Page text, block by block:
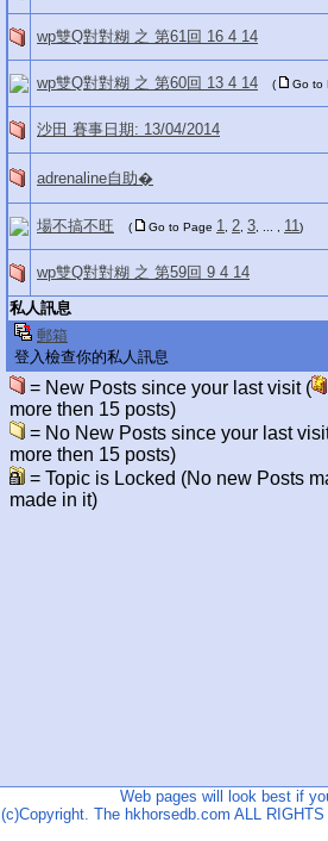
wp雙Q對對糊 之 第61回 16 4 14
wp雙Q對對糊 之 第60回 13 4 14 ( Go to
沙田 賽事日期: 13/04/2014
adrenaline自助�
場不搞不旺 ( Go to Page 1 2 3 11)
wp雙Q對對糊 之 第59回 9 4 14
私人訊息
郵箱
登入檢查你的私人訊息
= New Posts since your last visit (
more then 15 posts)
= No New Posts since your last
more then 15 posts)
= Topic is Locked (No new Posts
made in it)
Web pages will look best if
(c)Copyright. The hkhorsedb.com ALL